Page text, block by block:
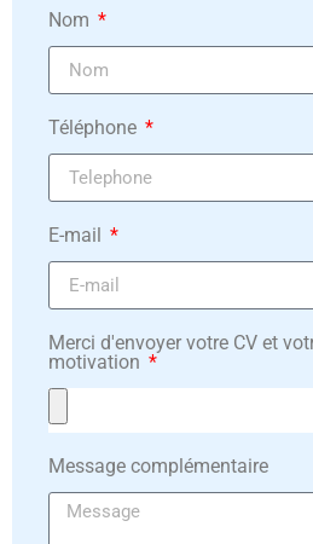
Nom
Téléphone
E-mail
Merci d'envoyer votre CV et
motivation
Message complémentaire